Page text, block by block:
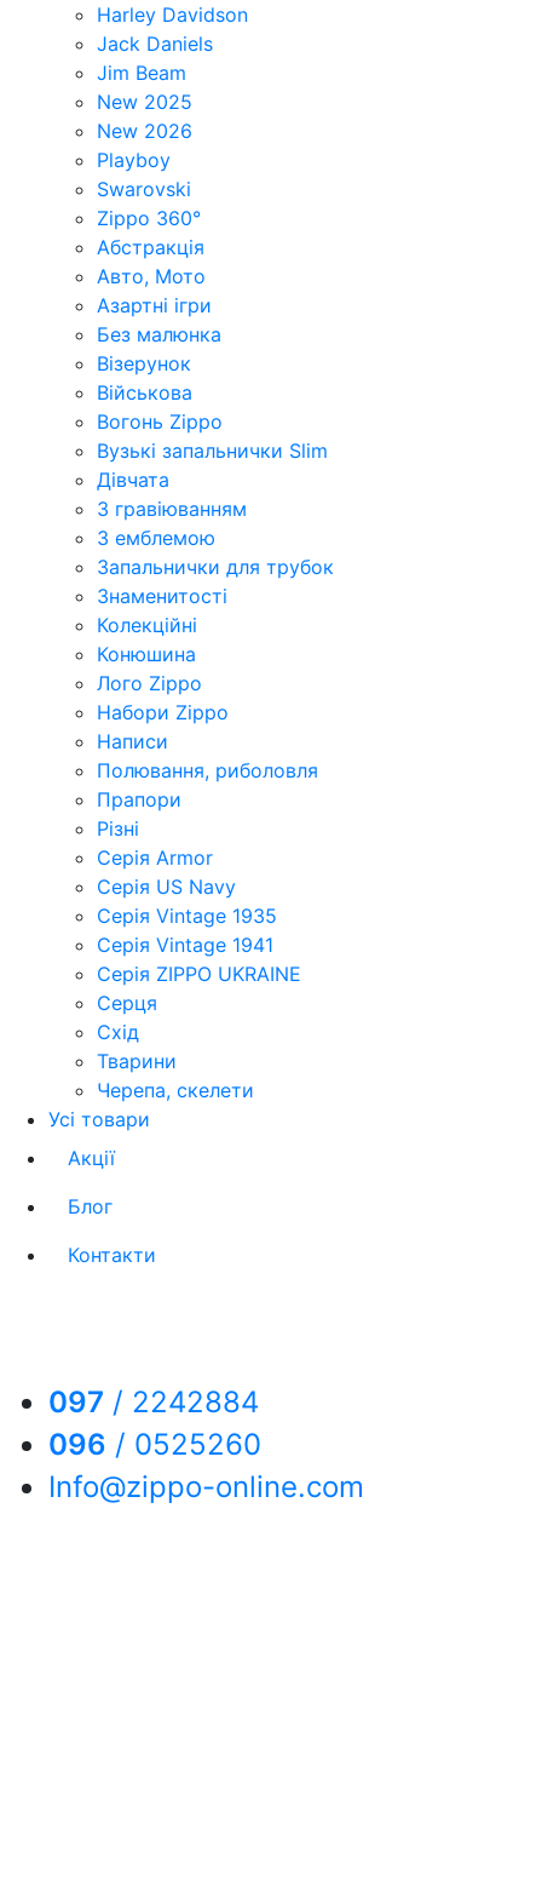
Harley Davidson
Jack Daniels
Jim Beam
New 2025
New 2026
Playboy
Swarovski
Zippo 360°
Абстракція
Авто, Мото
Азартні ігри
Без малюнка
Візерунок
Військова
Вогонь Zippo
Вузькі запальнички Slim
Дівчата
З гравіюванням
З емблемою
Запальнички для трубок
Знаменитості
Колекційні
Конюшина
Лого Zippo
Набори Zippo
Написи
Полювання, риболовля
Прапори
Різні
Серія Armor
Серія US Navy
Серія Vintage 1935
Серія Vintage 1941
Серія ZIPPO UKRAINE
Серця
Схід
Тварини
Черепа, скелети
Усі товари
Акції
Блог
Контакти
097 / 2242884
096 / 0525260
Info@zippo-online.com